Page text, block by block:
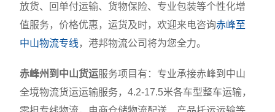
放货、回单付运输、货物保险、专业包装等个性化增
值服务，价格优惠，运货及时，欢迎来电咨询赤峰至
中山物流专线 ，港邦物流公司将为您全力。
赤峰州到中山货运服务项目有：专业承接赤峰到中山
全境物流货运运输服务，4.2-17.5米各车型整车运输，